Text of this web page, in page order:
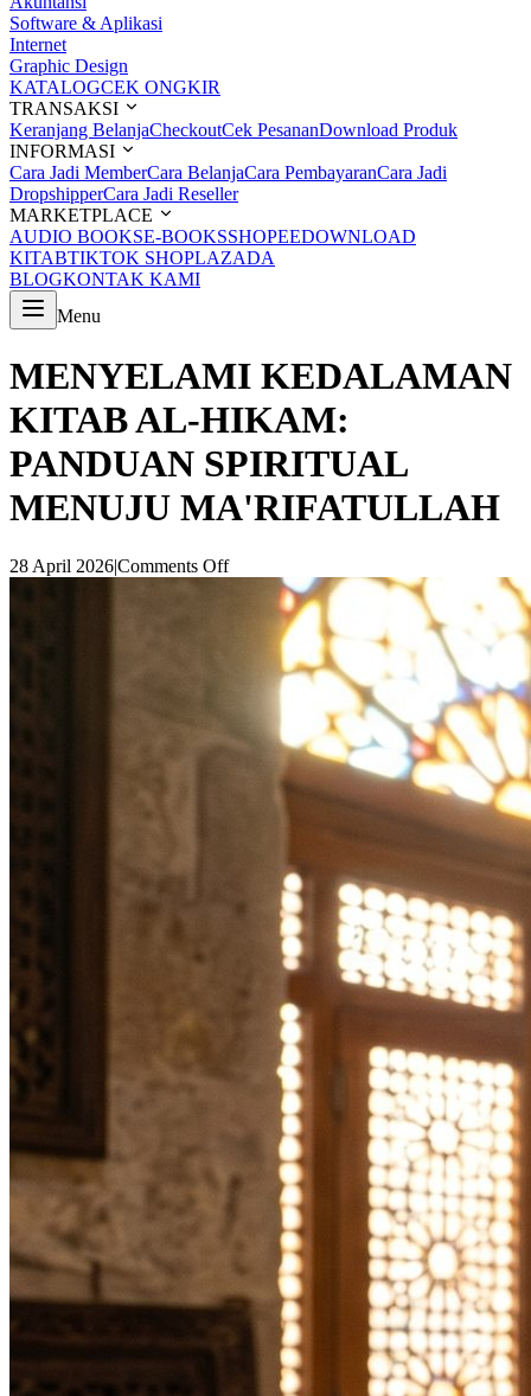
Software & Aplikasi
Internet
Graphic Design
KATALOGCEK ONGKIR
TRANSAKSI
Keranjang BelanjaCheckoutCek PesananDownload Produk
INFORMASI
Cara Jadi MemberCara BelanjaCara PembayaranCara Jadi
DropshipperCara Jadi Reseller
MARKETPLACE
AUDIO BOOKSE-BOOKSSHOPEEDOWNLOAD
KITABTIKTOK SHOPLAZADA
BLOGKONTAK KAMI
Menu
MENYELAMI KEDALAMAN
KITAB AL-HIKAM:
PANDUAN SPIRITUAL
MENUJU MA'RIFATULLAH
28 April 2026|Comments Off